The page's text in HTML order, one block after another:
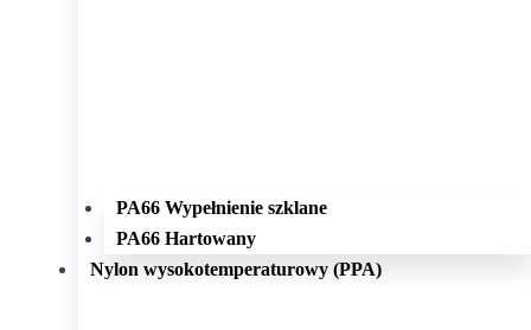
PA66 Wypełnienie szklane
PA66 Hartowany
Nylon wysokotemperaturowy (PPA)